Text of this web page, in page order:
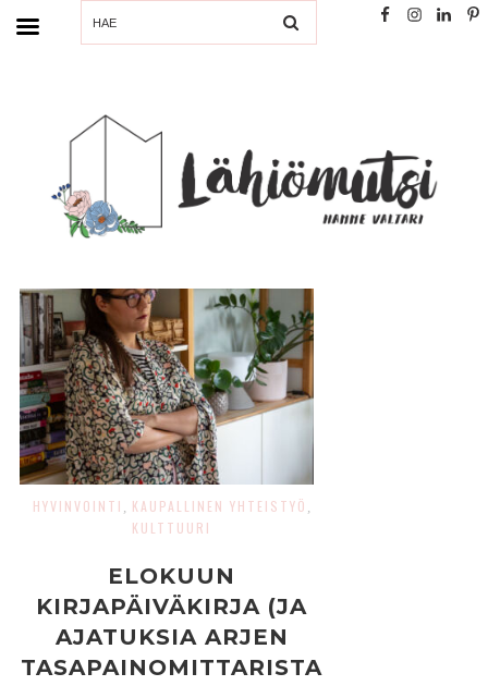
SEARCH
HYVINVOINTI KAUPALLINEN YHTEISTYÖ
KULTTUURI
ELOKUUN
KIRJAPÄIVÄKIRJA (JA
AJATUKSIA ARJEN
TASAPAINOMITTARISTA